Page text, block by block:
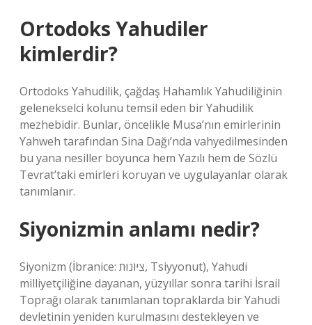
Ortodoks Yahudiler
kimlerdir?
Ortodoks Yahudilik, çağdaş Hahamlık Yahudiliğinin
gelenekselci kolunu temsil eden bir Yahudilik
mezhebidir. Bunlar, öncelikle Musa’nın emirlerinin
Yahweh tarafından Sina Dağı’nda vahyedilmesinden
bu yana nesiller boyunca hem Yazılı hem de Sözlü
Tevrat’taki emirleri koruyan ve uygulayanlar olarak
tanımlanır.
Siyonizmin anlamı nedir?
Siyonizm (İbranice: צִיּוֹנוּת, Tsiyyonut), Yahudi
milliyetçiliğine dayanan, yüzyıllar sonra tarihi İsrail
Toprağı olarak tanımlanan topraklarda bir Yahudi
devletinin yeniden kurulmasını destekleyen ve